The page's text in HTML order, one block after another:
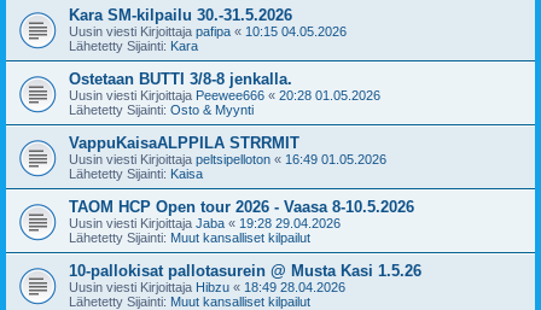
Kara SM-kilpailu 30.-31.5.2026
Uusin viesti Kirjoittaja pafipa « 10:15 04.05.2026
Lähetetty Sijainti: Kara
Ostetaan BUTTI 3/8-8 jenkalla.
Uusin viesti Kirjoittaja Peewee666 « 20:28 01.05.2026
Lähetetty Sijainti: Osto & Myynti
VappuKaisaALPPILA STRRMIT
Uusin viesti Kirjoittaja peltsipelloton « 16:49 01.05.2026
Lähetetty Sijainti: Kaisa
TAOM HCP Open tour 2026 - Vaasa 8-10.5.2026
Uusin viesti Kirjoittaja Jaba « 19:28 29.04.2026
Lähetetty Sijainti: Muut kansalliset kilpailut
10-pallokisat pallotasurein @ Musta Kasi 1.5.26
Uusin viesti Kirjoittaja Hibzu « 18:49 28.04.2026
Lähetetty Sijainti: Muut kansalliset kilpailut